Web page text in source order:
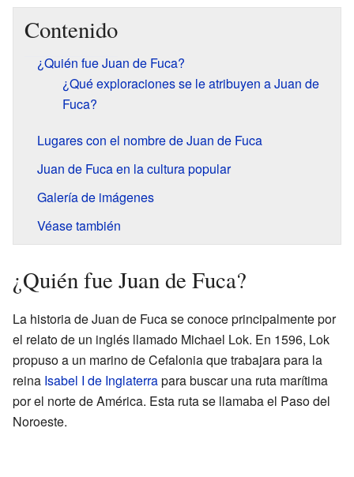
Contenido
¿Quién fue Juan de Fuca?
¿Qué exploraciones se le atribuyen a Juan de
Fuca?
Lugares con el nombre de Juan de Fuca
Juan de Fuca en la cultura popular
Galería de imágenes
Véase también
¿Quién fue Juan de Fuca?
La historia de Juan de Fuca se conoce principalmente por
el relato de un inglés llamado Michael Lok. En 1596, Lok
propuso a un marino de Cefalonia que trabajara para la
reina Isabel I de Inglaterrapara buscar una ruta marítima
por el norte de América. Esta ruta se llamaba el Paso del
Noroeste.